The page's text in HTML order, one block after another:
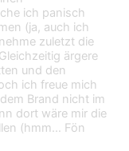
ich panisch
(ja, auch ich
zuletzt die
ärgere
und den
ich freue mich
Brand nicht im
dort wäre mir die
(hmm… Fön